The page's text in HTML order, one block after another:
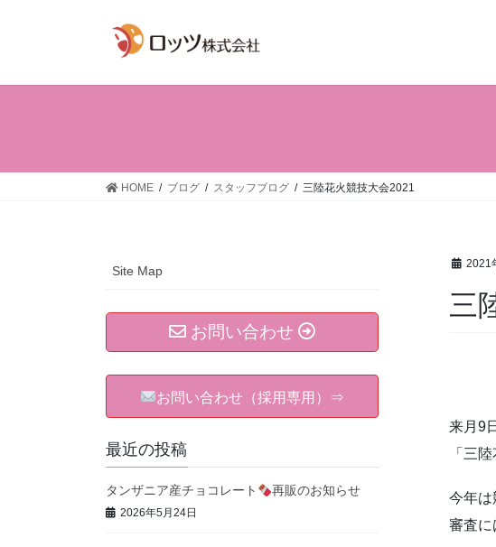
HOME ブログ スタッフブログ 三陸花火競技大会2021
2021
三
来月9
「三
今年は
審査に
Site Map
お問い合わせ
お問い合わせ（採用専用）⇒
最近の投稿
タンザニア産チョコレート 再販のお知らせ
2026年5月24日